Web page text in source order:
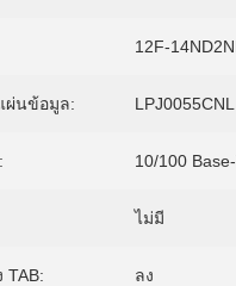
12F-
ผ่นข้อมูล: LPJ0055CNL
10/100
ไม่มี
TAB: ลง